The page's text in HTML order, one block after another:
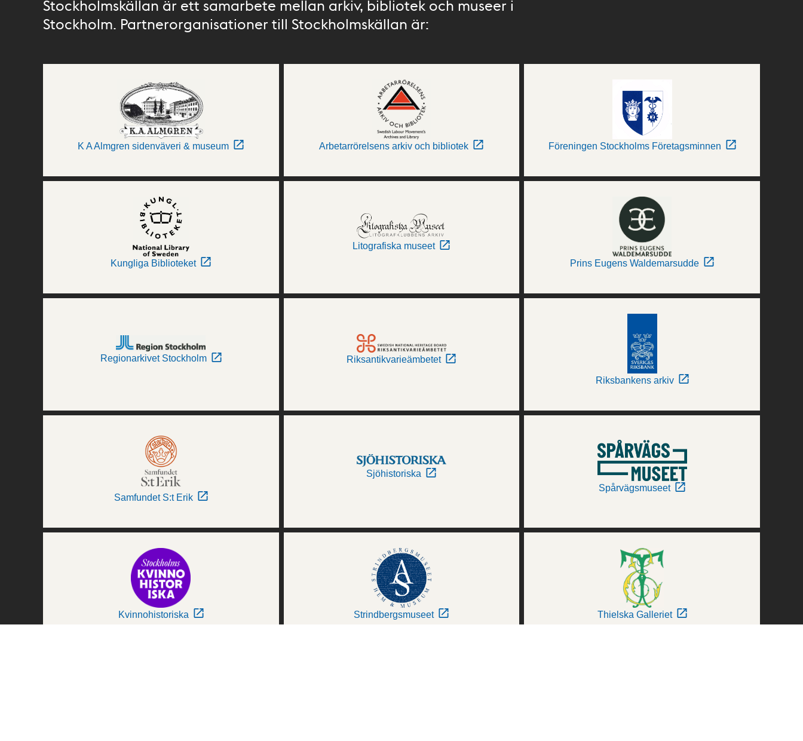
Stockholmskällan är ett samarbete mellan arkiv, bibliotek och museer i
Stockholm. Partnerorganisationer till Stockholmskällan är:
K A Almgren sidenväveri & museum Arbetarrörelsens arkiv och bibliotek Föreningen Stockholms Företagsminnen
Kungliga Biblioteket
Litografiska museet
Prins Eugens Waldemarsudde
Regionarkivet Stockholm Riksantikvarieämbetet
Riksbankens arkiv
Samfundet S:t Erik
Sjöhistoriska
Spårvägsmuseet
Kvinnohistoriska Strindbergsmuseet Thielska Galleriet